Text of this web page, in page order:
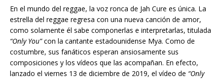
r
o
d
u
c
t
o
En el mundo del reggae, la voz ronca de Jah Cure es única. La
estrella del reggae regresa con una nueva canción de amor,
como solamente él sabe componerlas e interpretarlas, titulada
“Only You”con la cantante estadounidense Mya. Como de
costumbre, sus fanáticos esperan ansiosamente sus
composiciones y los vídeos que las acompañan. En efecto,
lanzado el viernes 13 de diciembre de 2019, el vídeo de “Only